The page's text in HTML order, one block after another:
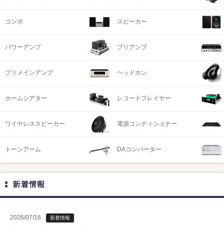
コンポ スピーカー
パワーアンプ プリアンプ
プリメインアンプ ヘッドホン
ホームシアター レコードプレイヤー
ワイヤレススピーカー 電源コンディショナー
トーンアーム DAコンバーター
新着情報
2026/07/16 新着情報